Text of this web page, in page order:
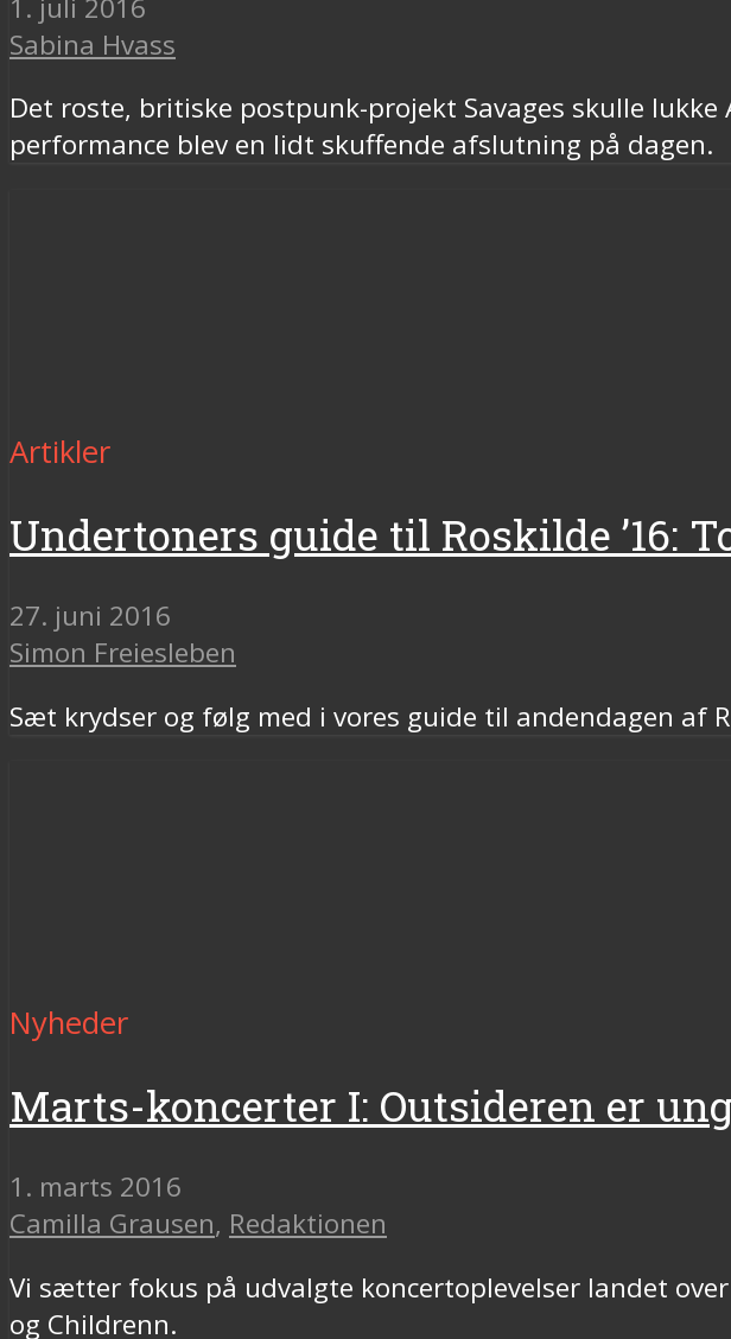
1. juli 2016
Sabina Hvass
Det roste, britiske postpunk-projekt Savages skulle
performance blev en lidt skuffende afslutning på dagen.
Artikler
Undertoners guide til Roskilde ’16:
27. juni 2016
Simon Freiesleben
Sæt krydser og følg med i vores guide til andendagen af
Nyheder
Marts-koncerter I: Outsideren er
1. marts 2016
Camilla Grausen, Redaktionen
Vi sætter fokus på udvalgte koncertoplevelser landet
og Childrenn.